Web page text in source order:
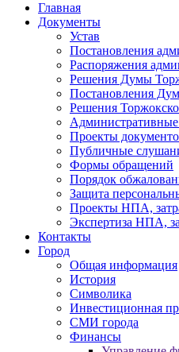
Главная
Документы
Устав
Постановления
Распоряжения
Решения Думы
Постановления
Решения
Проекты
Публичные
Формы обращений
Порядок
Защита
Проекты НПА,
Экспертиза НПА,
Контакты
Город
Общая информация
История
Символика
Инвестиционная
СМИ города
Финансы